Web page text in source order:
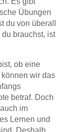
Übungen
du von überall
brauchst, ist
ob eine
wir das
betraf. Doch
im
Lernen und
Deshalb